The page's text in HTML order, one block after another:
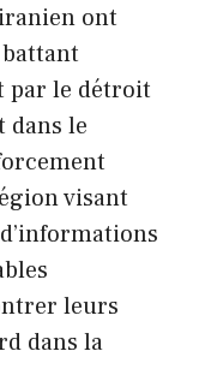
ont
par le détroit
dans le
visant
leurs
dans la